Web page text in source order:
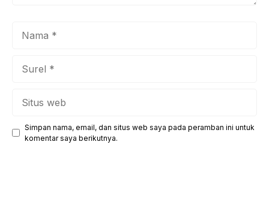
Simpan nama, email, dan situs web saya pada peramban ini untuk
komentar saya berikutnya.